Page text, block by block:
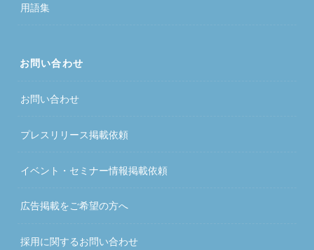
用語集
お問い合わせ
お問い合わせ
プレスリリース掲載依頼
イベント・セミナー情報掲載依頼
広告掲載をご希望の方へ
採用に関するお問い合わせ